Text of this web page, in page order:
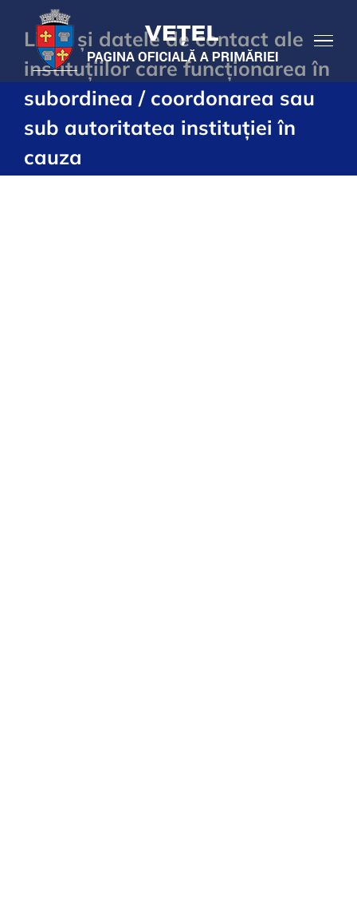
content
Lista și datele de contact ale
instituțiilor care funcționarea în
subordinea / coordonarea sau
sub autoritatea instituției în
cauza